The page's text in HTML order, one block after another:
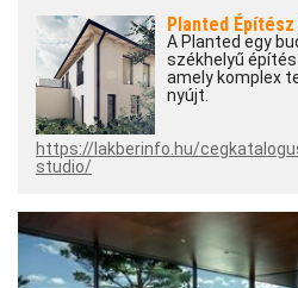
Planted
A Planted egy
székhelyű
amely komplex
nyújt.
https://lakberinfo.hu/
studio/